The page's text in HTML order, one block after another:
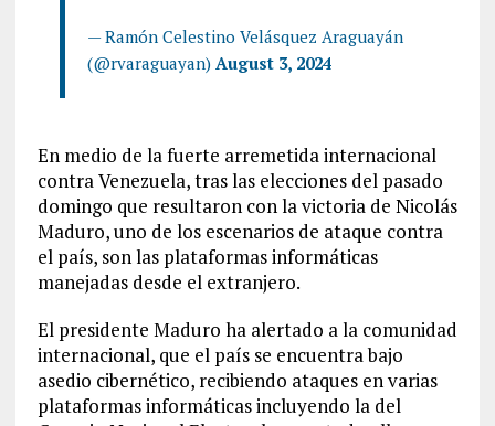
— Ramón Celestino Velásquez Araguayán
(@rvaraguayan) August 3, 2024
En medio de la fuerte arremetida internacional
contra Venezuela, tras las elecciones del pasado
domingo que resultaron con la victoria de Nicolás
Maduro, uno de los escenarios de ataque contra
el país, son las plataformas informáticas
manejadas desde el extranjero.
El presidente Maduro ha alertado a la comunidad
internacional, que el país se encuentra bajo
asedio cibernético, recibiendo ataques en varias
plataformas informáticas incluyendo la del